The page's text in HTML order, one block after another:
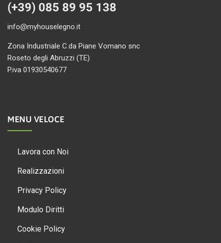
(+39) 085 89 95 138
info@myhouselegno.it
Zona Industriale C.da Piane Vomano snc
Roseto degli Abruzzi (TE)
P.iva 01930540677
MENU VELOCE
Lavora con Noi
Realizzazioni
Privacy Policy
Modulo Diritti
Cookie Policy